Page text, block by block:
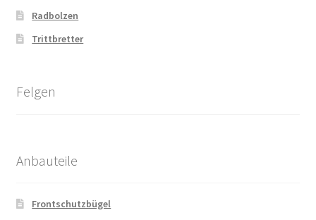
Radbolzen
Trittbretter
Felgen
Anbauteile
Frontschutzbügel